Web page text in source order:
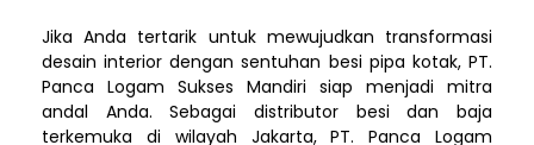
Jika Anda tertarik untuk mewujudkan transformasi
desain interior dengan sentuhan besi pipa kotak, PT.
Panca Logam Sukses Mandiri siap menjadi mitra
andal Anda. Sebagai distributor besi dan baja
terkemuka di wilayah Jakarta, PT. Panca Logam